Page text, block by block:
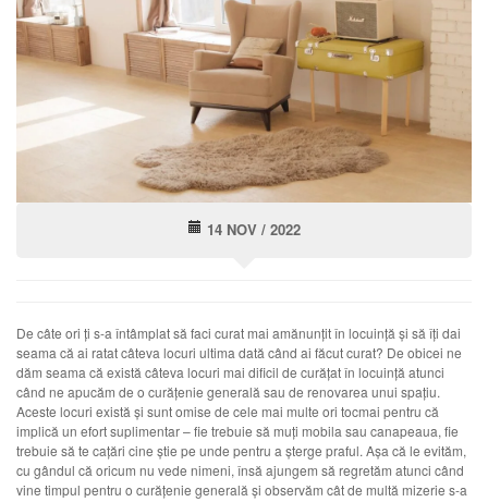
14 NOV / 2022
De câte ori ți s-a întâmplat să faci curat mai amănunțit în locuință și să îți dai
seama că ai ratat câteva locuri ultima dată când ai făcut curat? De obicei ne
dăm seama că există câteva locuri mai dificil de curățat în locuință atunci
când ne apucăm de o curățenie generală sau de renovarea unui spațiu.
Aceste locuri există și sunt omise de cele mai multe ori tocmai pentru că
implică un efort suplimentar – fie trebuie să muți mobila sau canapeaua, fie
trebuie să te cațări cine știe pe unde pentru a șterge praful. Așa că le evităm,
cu gândul că oricum nu vede nimeni, însă ajungem să regretăm atunci când
vine timpul pentru o curățenie generală și observăm cât de multă mizerie s-a